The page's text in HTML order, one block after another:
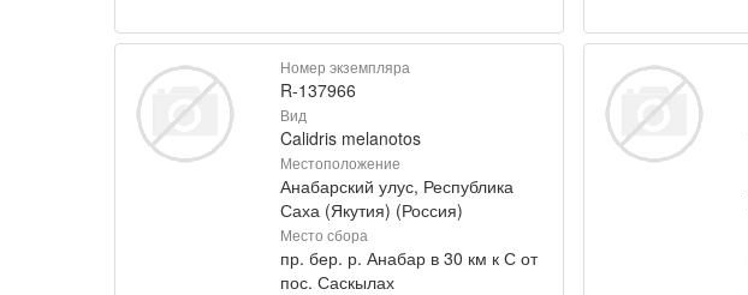
Номер экземпляра
R-137966
Вид
Calidris melanotos
Местоположение
Анабарский улус, Республика
Саха (Якутия) (Россия)
Место сбора
пр. бер. р. Анабар в 30 км к С от
пос. Саскылах